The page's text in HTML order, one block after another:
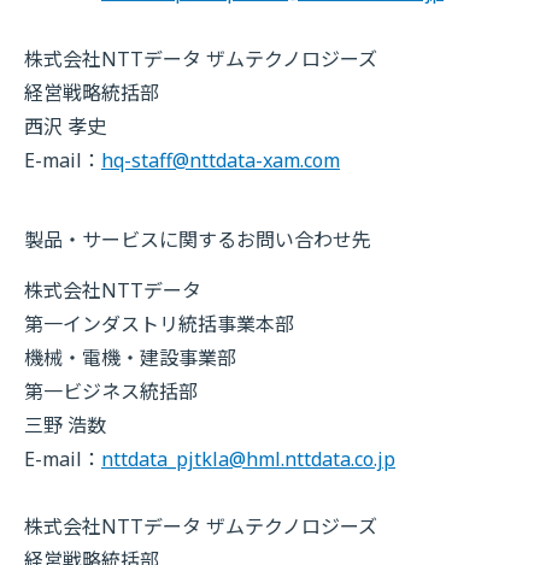
株式会社NTTデータ ザムテクノロジーズ
経営戦略統括部
西沢 孝史
E-mail： hq-staff@nttdata-xam.com
製品・サービスに関するお問い合わせ先
株式会社NTTデータ
第一インダストリ統括事業本部
機械・電機・建設事業部
第一ビジネス統括部
三野 浩数
E-mail： nttdata_pjtkla@hml.nttdata.co.jp
株式会社NTTデータ ザムテクノロジーズ